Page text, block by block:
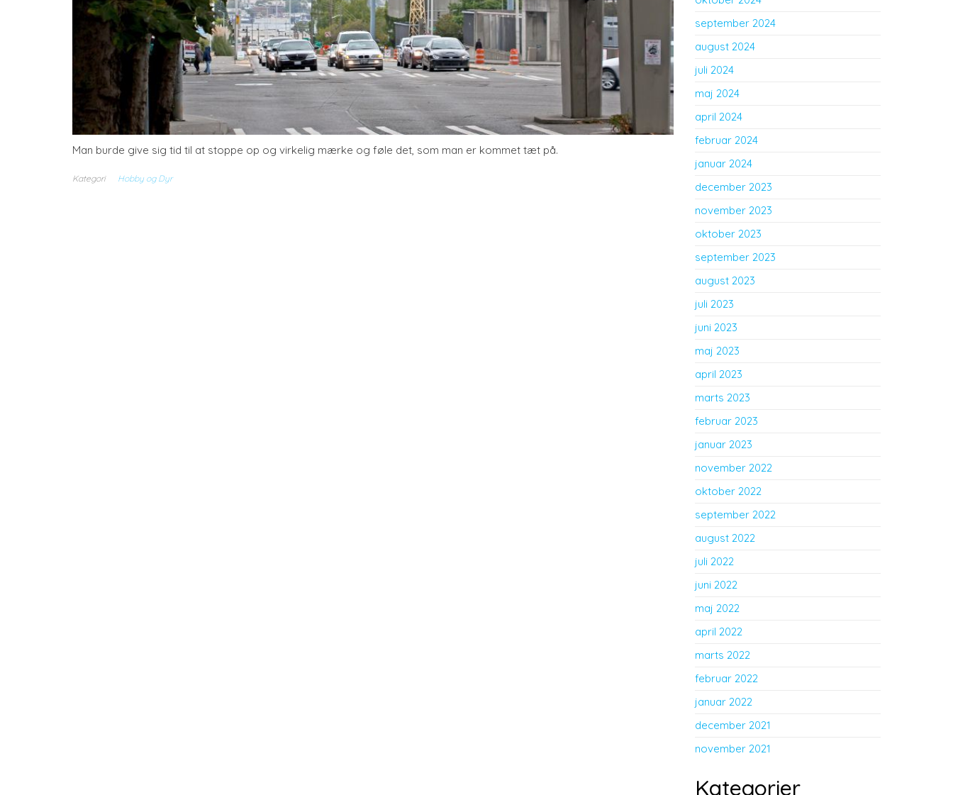
Man burde give sig tid til at stoppe op og virkelig mærke og føle det, som man er kommet tæt på.
Kategori Hobby og Dyr
september 2024
august 2024
juli 2024
maj 2024
april 2024
februar 2024
januar 2024
december 2023
november 2023
oktober 2023
september 2023
august 2023
juli 2023
juni 2023
maj 2023
april 2023
marts 2023
februar 2023
januar 2023
november 2022
oktober 2022
september 2022
august 2022
juli 2022
juni 2022
maj 2022
april 2022
marts 2022
februar 2022
januar 2022
december 2021
november 2021
Kategorier